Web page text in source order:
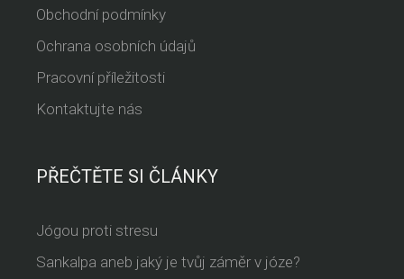
Obchodní podmínky
Ochrana osobních údajů
Pracovní příležitosti
Kontaktujte nás
PŘEČTĚTE SI ČLÁNKY
Jógou proti stresu
Sankalpa aneb jaký je tvůj záměr v józe?